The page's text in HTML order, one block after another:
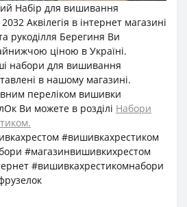
Набір для вишивання
Аквілегія в інтернет магазині
рукоділля Берегиня Ви
ціною в Україні.
набори для вишивання
в нашому магазині.
переліком вишивки
Ви можете в розділі Набори
#вишивкахрестиком
#магазинвишивкихрестом
#вишивкахрестикомнабори